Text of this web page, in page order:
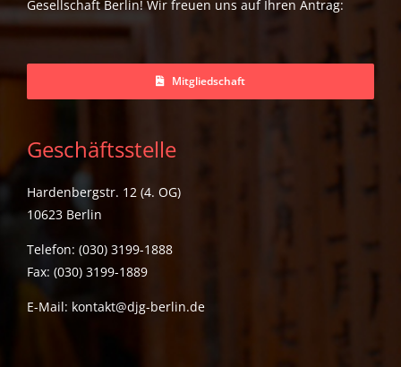
Gesellschaft Berlin! Wir freuen uns auf Ihren Antrag:
Mitgliedschaft
Geschäftsstelle
Hardenbergstr. 12 (4. OG)
10623 Berlin
Telefon: (030) 3199-1888
Fax: (030) 3199-1889
E-Mail: kontakt@djg-berlin.de